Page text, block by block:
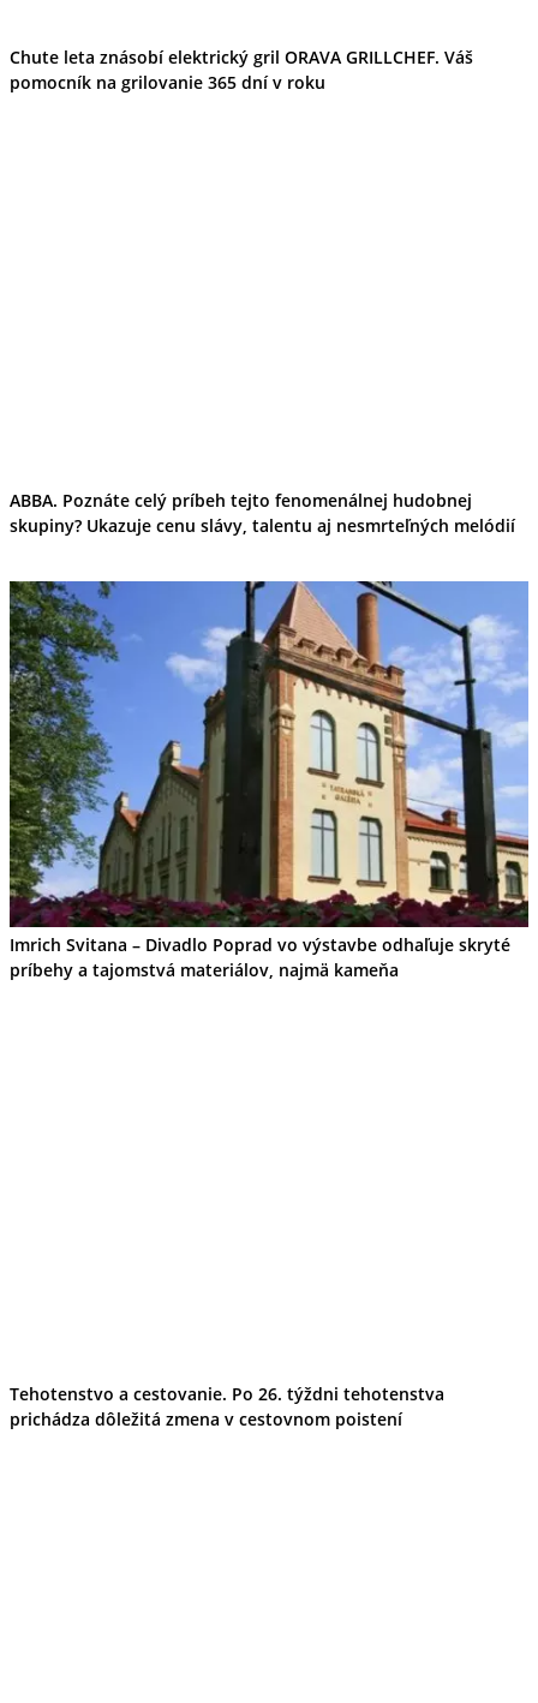
Chute leta znásobí elektrický gril ORAVA GRILLCHEF. Váš
pomocník na grilovanie 365 dní v roku
ABBA. Poznáte celý príbeh tejto fenomenálnej hudobnej
skupiny? Ukazuje cenu slávy, talentu aj nesmrteľných melódií
Imrich Svitana – Divadlo Poprad vo výstavbe odhaľuje skryté
príbehy a tajomstvá materiálov, najmä kameňa
Tehotenstvo a cestovanie. Po 26. týždni tehotenstva
prichádza dôležitá zmena v cestovnom poistení